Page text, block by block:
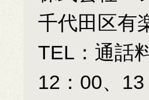
千代田区有
TEL：通話
12：00、